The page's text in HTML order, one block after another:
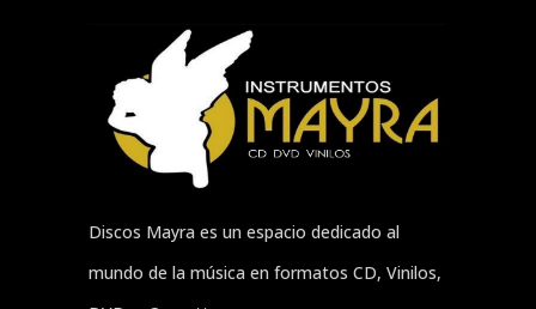
Discos Mayra es un espacio dedicado al
mundo de la música en formatos CD, Vinilos,